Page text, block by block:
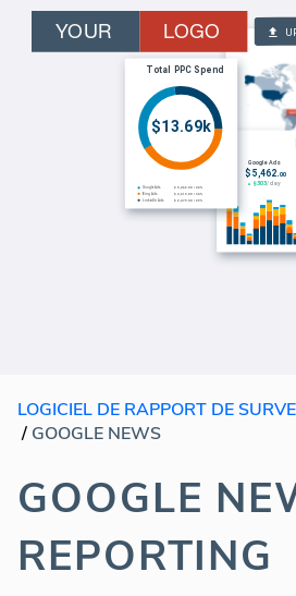
/ GOOGLE NEWS
GOOGLE
REPORTING